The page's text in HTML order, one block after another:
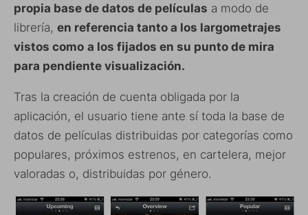
propia base de datos de películas a modo de
librería, en referencia tanto a los largometrajes
vistos como a los fijados en su punto de mira
para pendiente visualización.
Tras la creación de cuenta obligada por la
aplicación, el usuario tiene ante sí toda la base de
datos de películas distribuidas por categorías como
populares, próximos estrenos, en cartelera, mejor
valoradas o, distribuidas por género.